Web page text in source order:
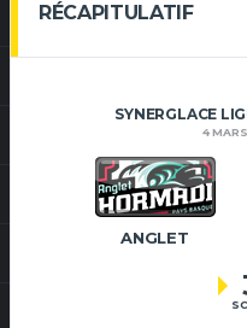
RÉCAPITULATIF
SYNERGLACE
4
ANGLET